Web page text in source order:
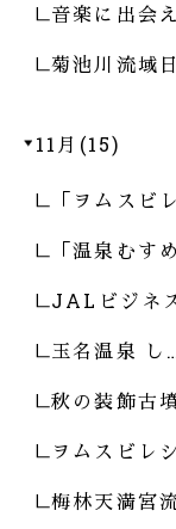
音楽に出会
菊池川流域
11月(15)
「ヲムスビ
「温泉むす
JALビジネ
玉名温泉 し
秋の装飾古
ヲムスビレ
梅林天満宮